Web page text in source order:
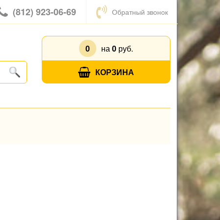
(812) 923-06-69 Обратный звонок
0 на 0руб.
КОРЗИНА